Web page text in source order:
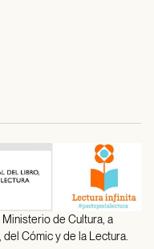
de Cultura, a
Cómic y de la Lectura.